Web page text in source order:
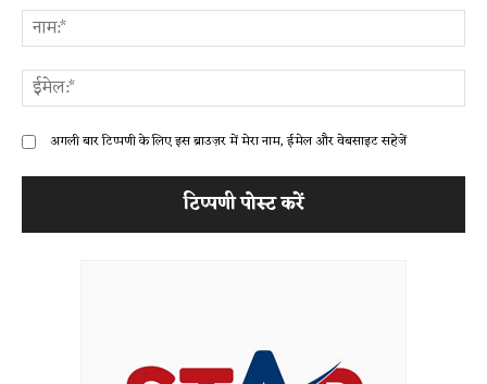
अगली बार टिप्पणी के लिए इस ब्राउज़र में मेरा नाम, ईमेल और वेबसाइट सहेजें